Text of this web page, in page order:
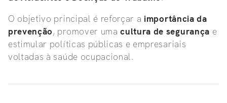
O objetivo principal é reforçar a importância da
prevenção, promover umacultura de segurança e
estimular políticas públicas e empresariais
voltadas à saúde ocupacional.